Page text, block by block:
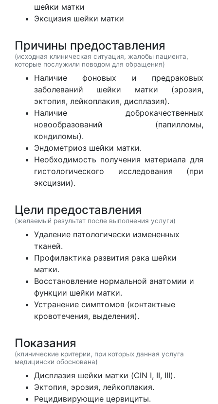
шейки матки
Эксцизия шейки матки
Причины предоставления
(исходная клиническая ситуация, жалобы пациента,
которые послужили поводом для обращения)
Наличие фоновых и предраковых
заболеваний шейки матки (эрозия,
эктопия, лейкоплакия, дисплазия).
Наличие доброкачественных
новообразований (папилломы,
кондиломы).
Эндометриоз шейки матки.
Необходимость получения материала для
гистологического исследования (при
эксцизии).
Цели предоставления
(желаемый результат после выполнения услуги)
Удаление патологически измененных
тканей.
Профилактика развития рака шейки
матки.
Восстановление нормальной анатомии и
функции шейки матки.
Устранение симптомов (контактные
кровотечения, выделения).
Показания
(клинические критерии, при которых данная услуга
медицински обоснована)
Дисплазия шейки матки (CIN I, II, III).
Эктопия, эрозия, лейкоплакия.
Рецидивирующие цервициты.